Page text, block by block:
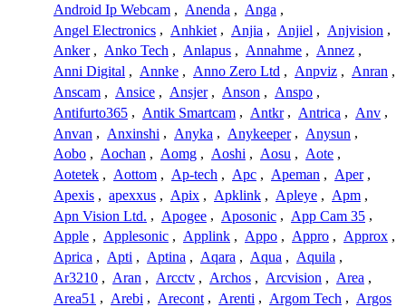
Android Ip Webcam , Anenda , Anga ,
Angel Electronics , Anhkiet , Anjia , Anjiel , Anjvision ,
Anker , Anko Tech , Anlapus , Annahme , Annez ,
Anni Digital , Annke , Anno Zero Ltd , Anpviz , Anran ,
Anscam , Ansice , Ansjer , Anson , Anspo ,
Antifurto365 , Antik Smartcam , Antkr , Antrica , Anv ,
Anvan , Anxinshi , Anyka , Anykeeper , Anysun ,
Aobo , Aochan , Aomg , Aoshi , Aosu , Aote ,
Aotetek , Aottom , Ap-tech , Apc , Apeman , Aper ,
Apexis , apexxus , Apix , Apklink , Apleye , Apm ,
Apn Vision Ltd. , Apogee , Aposonic , App Cam 35 ,
Apple , Applesonic , Applink , Appo , Appro , Approx ,
Aprica , Apti , Aptina , Aqara , Aqua , Aquila ,
Ar3210 , Aran , Arcctv , Archos , Arcvision , Area ,
Area51 , Arebi , Arecont , Arenti , Argom Tech , Argos